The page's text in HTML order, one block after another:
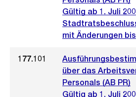
Gültig ab 1. Juli
mit Änderungen
177.101
über das
Personals (AB PR)
Gültig ab 1. Juli